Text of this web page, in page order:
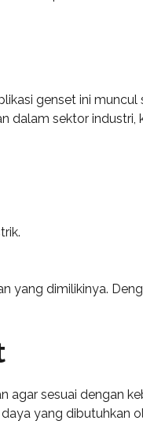
genset ini
dalam sektor industri,
yang dimilikinya.
agar sesuai dengan
yang dibutuhkan